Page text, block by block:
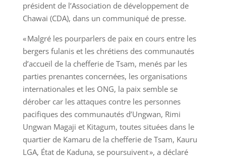
président de l’Association de développement de
Chawai (CDA), dans un communiqué de presse.
« Malgré les pourparlers de paix en cours entre les
bergers fulanis et les chrétiens des communautés
d’accueil de la chefferie de Tsam, menés par les
parties prenantes concernées, les organisations
internationales et les ONG, la paix semble se
dérober car les attaques contre les personnes
pacifiques des communautés d’Ungwan, Rimi
Ungwan Magaji et Kitagum, toutes situées dans le
quartier de Kamaru de la chefferie de Tsam, Kauru
LGA, État de Kaduna, se poursuivent », a déclaré